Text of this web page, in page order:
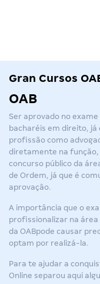
Gran Cursos
OAB
Ser aprovado no exame
bacharéis em direito, já
profissão como
diretamente na função,
concurso público da
de Ordem, já que é
aprovação.
A importância que o
profissionalizar na área
da OABpode causar
optam por realizá-la.
Para te ajudar a
Online separou aqui